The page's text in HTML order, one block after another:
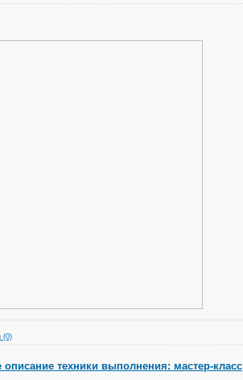
(0)
техники выполнения: мастер-класс